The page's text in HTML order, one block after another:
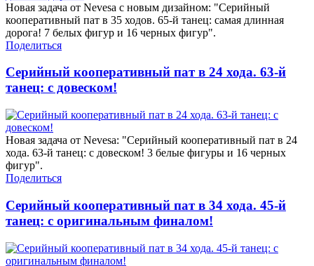
Новая задача от Nevesa с новым дизайном: "Серийный
кооперативный пат в 35 ходов. 65-й танец: самая длинная
дорога! 7 белых фигур и 16 черных фигур".
Поделиться
Серийный кооперативный пат в 24 хода. 63-й
танец: с довеском!
Новая задача от Nevesa: "Серийный кооперативный пат в 24
хода. 63-й танец: с довеском! 3 белые фигуры и 16 черных
фигур".
Поделиться
Серийный кооперативный пат в 34 хода. 45-й
танец: с оригинальным финалом!